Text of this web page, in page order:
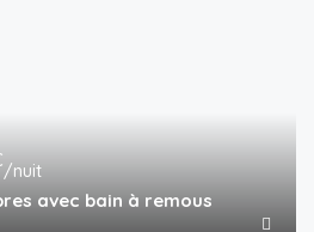
/nuit
avec bain à remous